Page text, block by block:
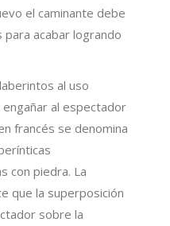
el caminante debe
acabar logrando
al uso
al espectador
francés se denomina
con piedra. La
que la superposición
sobre la